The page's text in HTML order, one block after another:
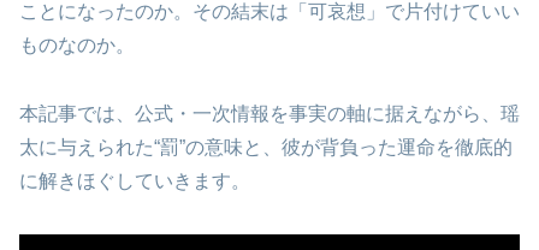
ことになったのか。その結末は「可哀想」で片付けていい
ものなのか。
本記事では、公式・一次情報を事実の軸に据えながら、瑶
太に与えられた“罰”の意味と、彼が背負った運命を徹底的
に解きほぐしていきます。